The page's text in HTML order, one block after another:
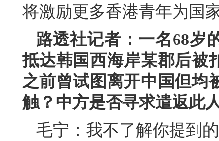
将激励更多香港青年为国
路透社记者：一名68岁
抵达韩国西海岸某郡后被
之前曾试图离开中国但均
触？中方是否寻求遣返此
毛宁：我不了解你提到